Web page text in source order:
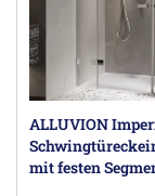
ALLUVION
mit festen